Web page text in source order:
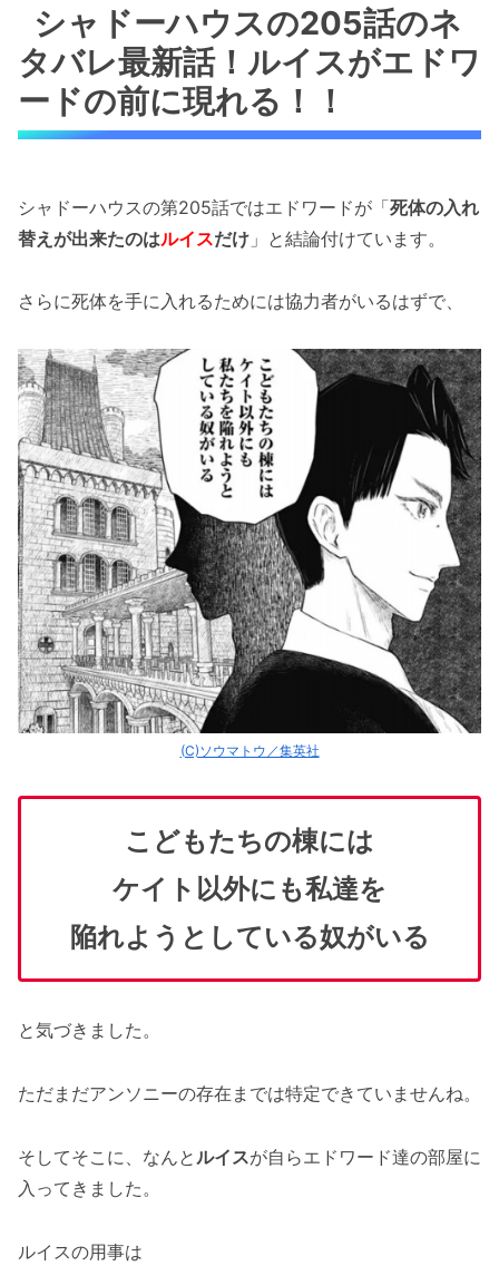
シャドーハウスの205話のネ
タバレ最新話！ルイスがエドワ
ードの前に現れる！！
シャドーハウスの第205話ではエドワードが「死体の入れ
替えが出来たのはルイスだけ 」と結論付けています。
さらに死体を手に入れるためには協力者がいるはずで、
(C)ソウマトウ／集英社
こどもたちの棟には
ケイト以外にも私達を
陥れようとしている奴がいる
と気づきました。
ただまだアンソニーの存在までは特定できていませんね。
そしてそこに、なんと ルイスが自らエドワード達の部屋に
入ってきました。
ルイスの用事は